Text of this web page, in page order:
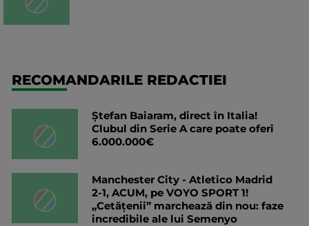
RECOMANDARILE REDACTIEI
Ștefan Baiaram, direct în Italia!
Clubul din Serie A care poate oferi
6.000.000€
Manchester City - Atletico Madrid
2-1, ACUM, pe VOYO SPORT 1!
„Cetățenii” marchează din nou: faze
incredibile ale lui Semenyo